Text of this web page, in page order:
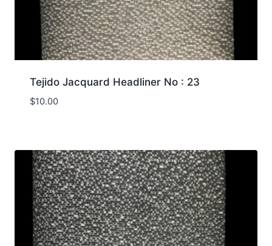
Tejido Jacquard Headliner No : 23
$10.00